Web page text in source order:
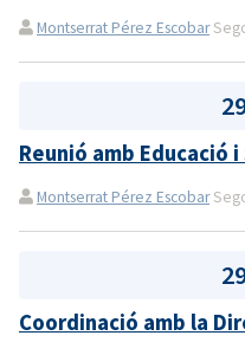
Montserrat Pérez Escobar
Reunió amb Educació
Montserrat Pérez Escobar
Coordinació amb la